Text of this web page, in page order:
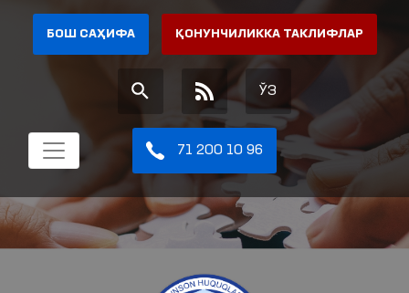
БОШ САҲИФА ҚОНУНЧИЛИККА ТАКЛИФЛАР
ЎЗ
71 200 10 96